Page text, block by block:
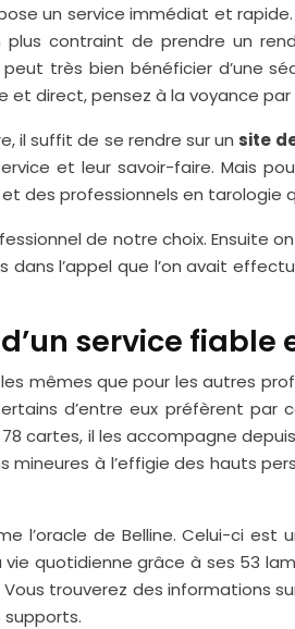
un service immédiat et
contraint de prendre un
très bien bénéficier d’une
direct, pensez à la voyance
il suffit de se rendre sur un site
et leur savoir-faire. Mais
des professionnels en
de notre choix. Ensuite
l’appel que l’on avait
service fiable
mêmes que pour les autres
d’entre eux préfèrent
cartes, il les accompagne
à l’effigie des hauts
l’oracle de Belline. Celui-ci
quotidienne grâce à ses 53
trouverez des informations